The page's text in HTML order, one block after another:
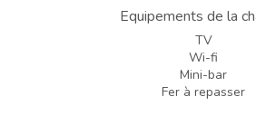
Equipements de la
TV
Wi-fi
Mini-bar
Fer à repasser